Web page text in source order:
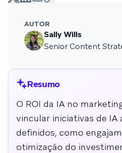
AUTOR
Sally Wills
Senior Content
Resumo
O ROI da IA no
vincular iniciativas de IA
definidos, como
otimização do